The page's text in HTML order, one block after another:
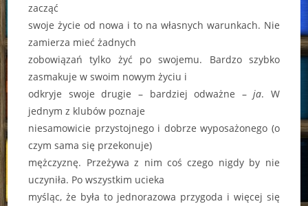
zacząć
swoje życie od nowa i to na własnych warunkach. Nie
zamierza mieć żadnych
zobowiązań tylko żyć po swojemu. Bardzo szybko
zasmakuje w swoim nowym życiu i
odkryje swoje drugie – bardziej odważne –ja. W
jednym z klubów poznaje
niesamowicie przystojnego i dobrze wyposażonego (o
czym sama się przekonuje)
mężczyznę. Przeżywa z nim coś czego nigdy by nie
uczyniła. Po wszystkim ucieka
myśląc, że była to jednorazowa przygoda i więcej się